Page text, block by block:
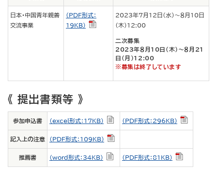
日本・中国青年親善
交流事業
（PDF形式：
19KB）
2023年７月12日（水）～８月10日
（木）12:00
二次募集
2023年８月10日（木）～８月21
日（月）12:00
※募集は終了しています
《 提出書類等 》
参加申込書 （excel形式：17KB） （PDF形式：296KB）
記入上の注意 （PDF形式：109KB）
推薦書 （word形式：34KB） （PDF形式：81KB）